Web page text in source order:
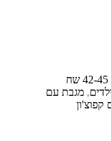
, מגבת עם